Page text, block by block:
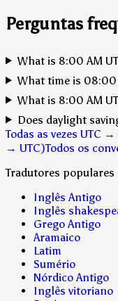
Perguntas
What is 8:00 AM
What time is 08:00
What is 8:00 AM
Does daylight
Todas as vezes UTC
→ UTC)Todos os
Tradutores populares
Inglês Antigo
Inglês
Grego Antigo
Aramaico
Latim
Sumério
Nórdico Antigo
Inglês vitoriano